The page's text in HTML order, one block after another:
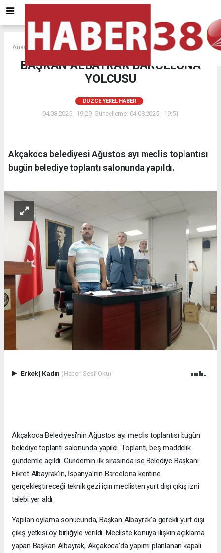
Anasayfa DÜZCE YEREL HABER
BAŞKAN ALBAYRAK BARCELONA
YOLCUSU
DÜZCE YEREL HABER
04.08.2025 - 19:29, Güncelleme: 04.08.2025 - 19:51
Akçakoca belediyesi Ağustos ayı meclis toplantısı
bugün belediye toplantı salonunda yapıldı.
Erkek| Kadın (Haberi Sesli Oku)
Akçakoca Belediyesi’nin Ağustos ayı meclis toplantısı bugün
belediye toplantı salonunda yapıldı. Toplantı, beş maddelik
gündemle açıldı. Gündemin ilk sırasında ise Belediye Başkanı
Fikret Albayrak’ın, İspanya'nın Barcelona kentine
gerçekleştireceği teknik gezi için meclisten yurt dışı çıkış izni
talebi yer aldı.
Yapılan oylama sonucunda, Başkan Albayrak’a gerekli yurt dışı
çıkış yetkisi oy birliğiyle verildi. Mecliste konuya ilişkin açıklama
yapan Başkan Albayrak, Akçakoca’da yapımı planlanan kapalı